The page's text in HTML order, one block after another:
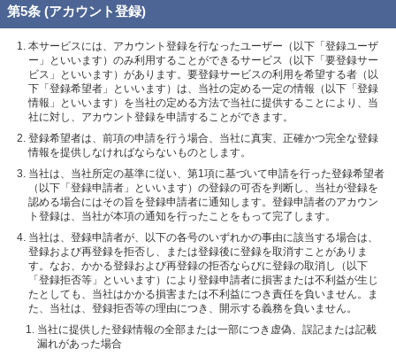
第5条 (アカウント登録)
本サービスには、アカウント登録を行なったユーザー（以下「登録ユーザ
ー」といいます）のみ利用することができるサービス（以下「要登録サー
ビス」といいます）があります。要登録サービスの利用を希望する者（以
下「登録希望者」といいます）は、当社の定める一定の情報（以下「登録
情報」といいます）を当社の定める方法で当社に提供することにより、当
社に対し、アカウント登録を申請することができます。
登録希望者は、前項の申請を行う場合、当社に真実、正確かつ完全な登録
情報を提供しなければならないものとします。
当社は、当社所定の基準に従い、第1項に基づいて申請を行った登録希望者
（以下「登録申請者」といいます）の登録の可否を判断し、当社が登録を
認める場合にはその旨を登録申請者に通知します。登録申請者のアカウン
ト登録は、当社が本項の通知を行ったことをもって完了します。
当社は、登録申請者が、以下の各号のいずれかの事由に該当する場合は、
登録および再登録を拒否し、または登録後に登録を取消すことがありま
す。なお、かかる登録および再登録の拒否ならびに登録の取消し（以下
「登録拒否等」といいます）により登録申請者に損害または不利益が生じ
たとしても、当社はかかる損害または不利益につき責任を負いません。ま
た、当社は、登録拒否等の理由につき、開示する義務を負いません。
当社に提供した登録情報の全部または一部につき虚偽、誤記または記載
漏れがあった場合